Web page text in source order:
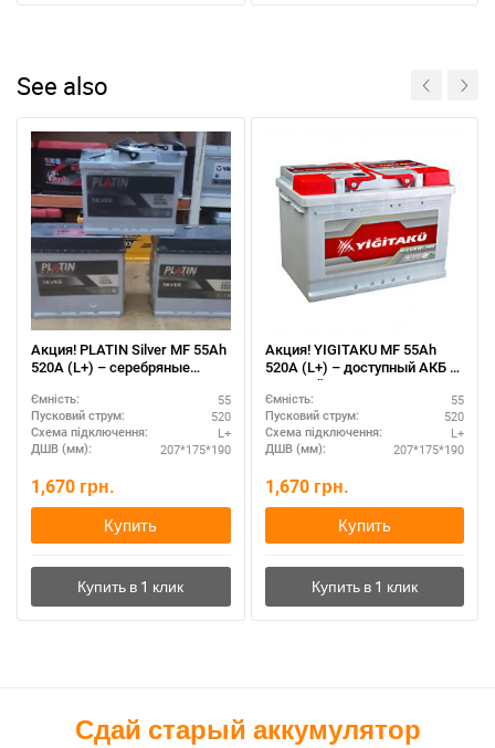
See also
Акция! PLATIN Silver MF 55Ah
520A (L+) – серебряные
службы
Ємність: 55
Пусковий струм: 520
Схема підключення: L+
ДШВ (мм): 207*175*190
1,670 грн.
Купить
Акция! YIGITAKU MF 55Ah
520A (L+) – доступный АКБ с
хорошей емкостью
Ємність: 55
Пусковий струм: 520
Схема підключення: L+
ДШВ (мм): 207*175*190
1,670 грн.
Купить
Сдай старый аккумулятор